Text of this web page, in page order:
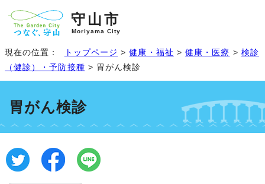
守山市
Moriyama City
現在の位置： トップページ >健康・福祉 >健康・医療 > 検診
（健診）・予防接種 > 胃がん検診
胃がん検診